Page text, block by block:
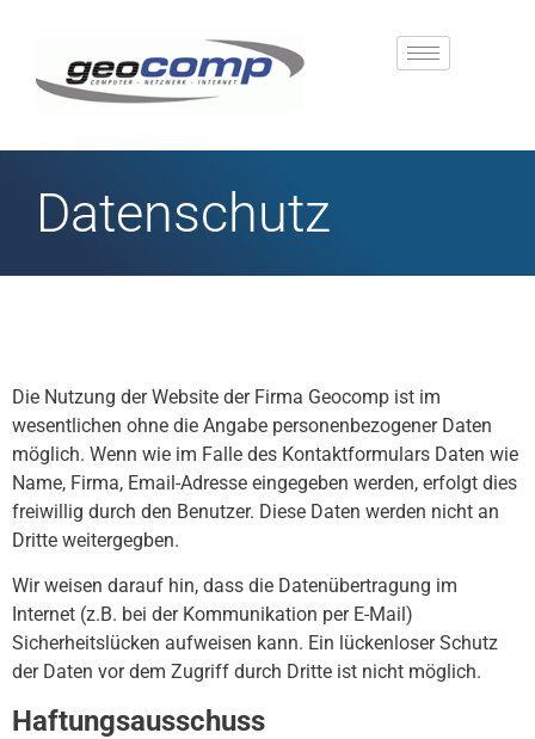
Datenschutz
Die Nutzung der Website der Firma Geocomp ist im
wesentlichen ohne die Angabe personenbezogener Daten
möglich. Wenn wie im Falle des Kontaktformulars Daten wie
Name, Firma, Email-Adresse eingegeben werden, erfolgt dies
freiwillig durch den Benutzer. Diese Daten werden nicht an
Dritte weitergegben.
Wir weisen darauf hin, dass die Datenübertragung im
Internet (z.B. bei der Kommunikation per E-Mail)
Sicherheitslücken aufweisen kann. Ein lückenloser Schutz
der Daten vor dem Zugriff durch Dritte ist nicht möglich.
Haftungsausschuss